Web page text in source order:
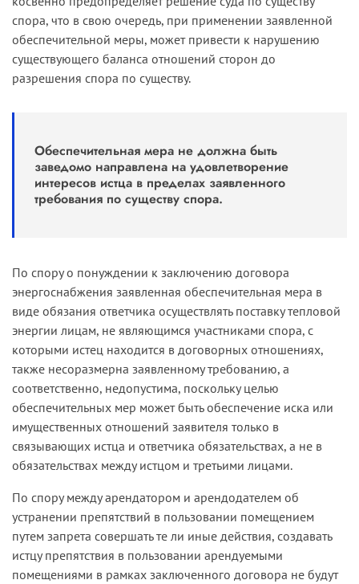
спора, что в свою очередь, при применении заявленной
обеспечительной меры, может привести к нарушению
существующего баланса отношений сторон до
разрешения спора по существу.
Обеспечительная мера не должна быть
заведомо направлена на удовлетворение
интересов истца в пределах заявленного
требования по существу спора.
По спору о понуждении к заключению договора
энергоснабжения заявленная обеспечительная мера в
виде обяза­ния ответчика осуществлять поставку тепловой
энергии лицам, не являющимся участниками спора, с
которыми истец находится в дого­ворных отношениях,
также несоразмерна заявленному требованию, а
соответственно, недопустима, поскольку целью
обеспечительных мер может быть обеспечение иска или
имущественных отношений заявителя только в
связывающих истца и ответчика обязательствах, а не в
обязательствах между истцом и третьими лицами.
По спору между арендатором и арендодателем об
устранении препятствий в пользовании помещением
путем запрета совершать те ли иные действия, создавать
истцу препятствия в пользовании арендуемыми
помещениями в рамках заключенного договора не будут